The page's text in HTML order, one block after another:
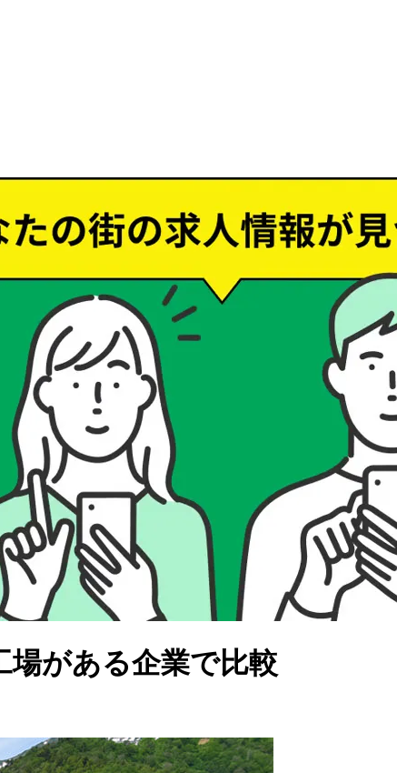
場がある企業で比較